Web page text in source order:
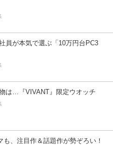
員が本気で選ぶ「10万円台PC3
は…『VIVANT』限定ウオッチ
も、注目作＆話題作が勢ぞろい！